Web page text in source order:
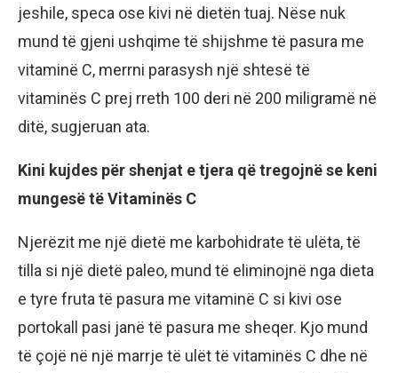
jeshile, speca ose kivi në dietën tuaj. Nëse nuk
mund të gjeni ushqime të shijshme të pasura me
vitaminë C, merrni parasysh një shtesë të
vitaminës C prej rreth 100 deri në 200 miligramë në
ditë, sugjeruan ata.
Kini kujdes për shenjat e tjera që tregojnë se keni
mungesë të Vitaminës C
Njerëzit me një dietë me karbohidrate të ulëta, të
tilla si një dietë paleo, mund të eliminojnë nga dieta
e tyre fruta të pasura me vitaminë C si kivi ose
portokall pasi janë të pasura me sheqer. Kjo mund
të çojë në një marrje të ulët të vitaminës C dhe në